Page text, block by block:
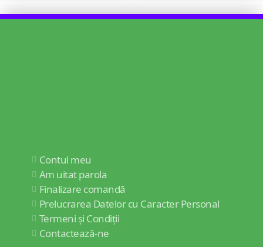
Contul meu
Am uitat parola
Finalizare comandă
Prelucrarea Datelor cu Caracter Personal
Termeni și Condiții
Contactează-ne